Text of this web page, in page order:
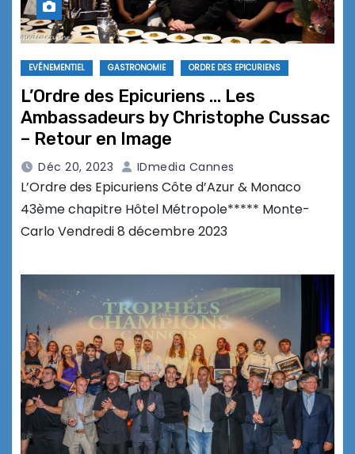
EVÉNEMENTIEL GASTRONOMIE ORDRE DES EPICURIENS
L’Ordre des Epicuriens … Les
Ambassadeurs by Christophe Cussac
– Retour en Image
Déc 20, 2023 IDmedia Cannes
L’Ordre des Epicuriens Côte d’Azur & Monaco
43ème chapitre Hôtel Métropole***** Monte-
Carlo Vendredi 8 décembre 2023